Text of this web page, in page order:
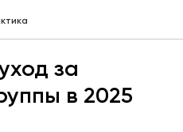
за
в 2025